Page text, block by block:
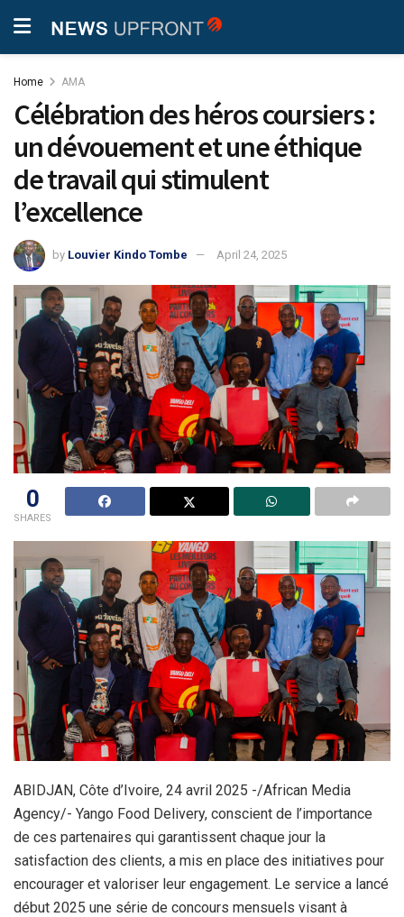
Home AMA
Célébration des héros coursiers :
un dévouement et une éthique
de travail qui stimulent
l’excellence
by Louvier Kindo Tombe April 24, 2025
0
SHARES
ABIDJAN, Côte d’Ivoire, 24 avril 2025 -/African Media
Agency/- Yango Food Delivery, conscient de l’importance
de ces partenaires qui garantissent chaque jour la
satisfaction des clients, a mis en place des initiatives pour
encourager et valoriser leur engagement. Le service a lancé
début 2025 une série de concours mensuels visant à